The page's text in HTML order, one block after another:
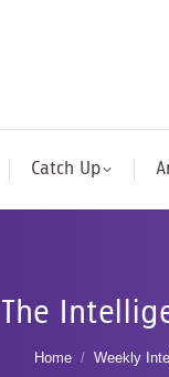
Catch Up
The
You are here:
Home Weekly